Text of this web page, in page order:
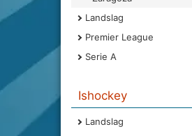
Landslag
Premier League
Serie A
Ishockey
Landslag